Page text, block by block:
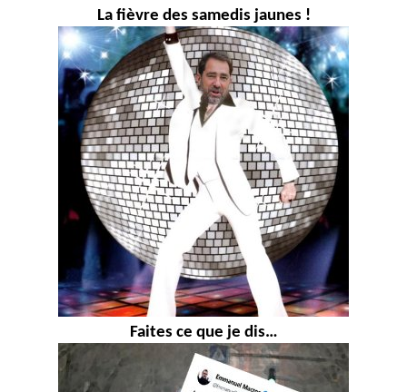
La fièvre des samedis jaunes !
Faites ce que je dis…